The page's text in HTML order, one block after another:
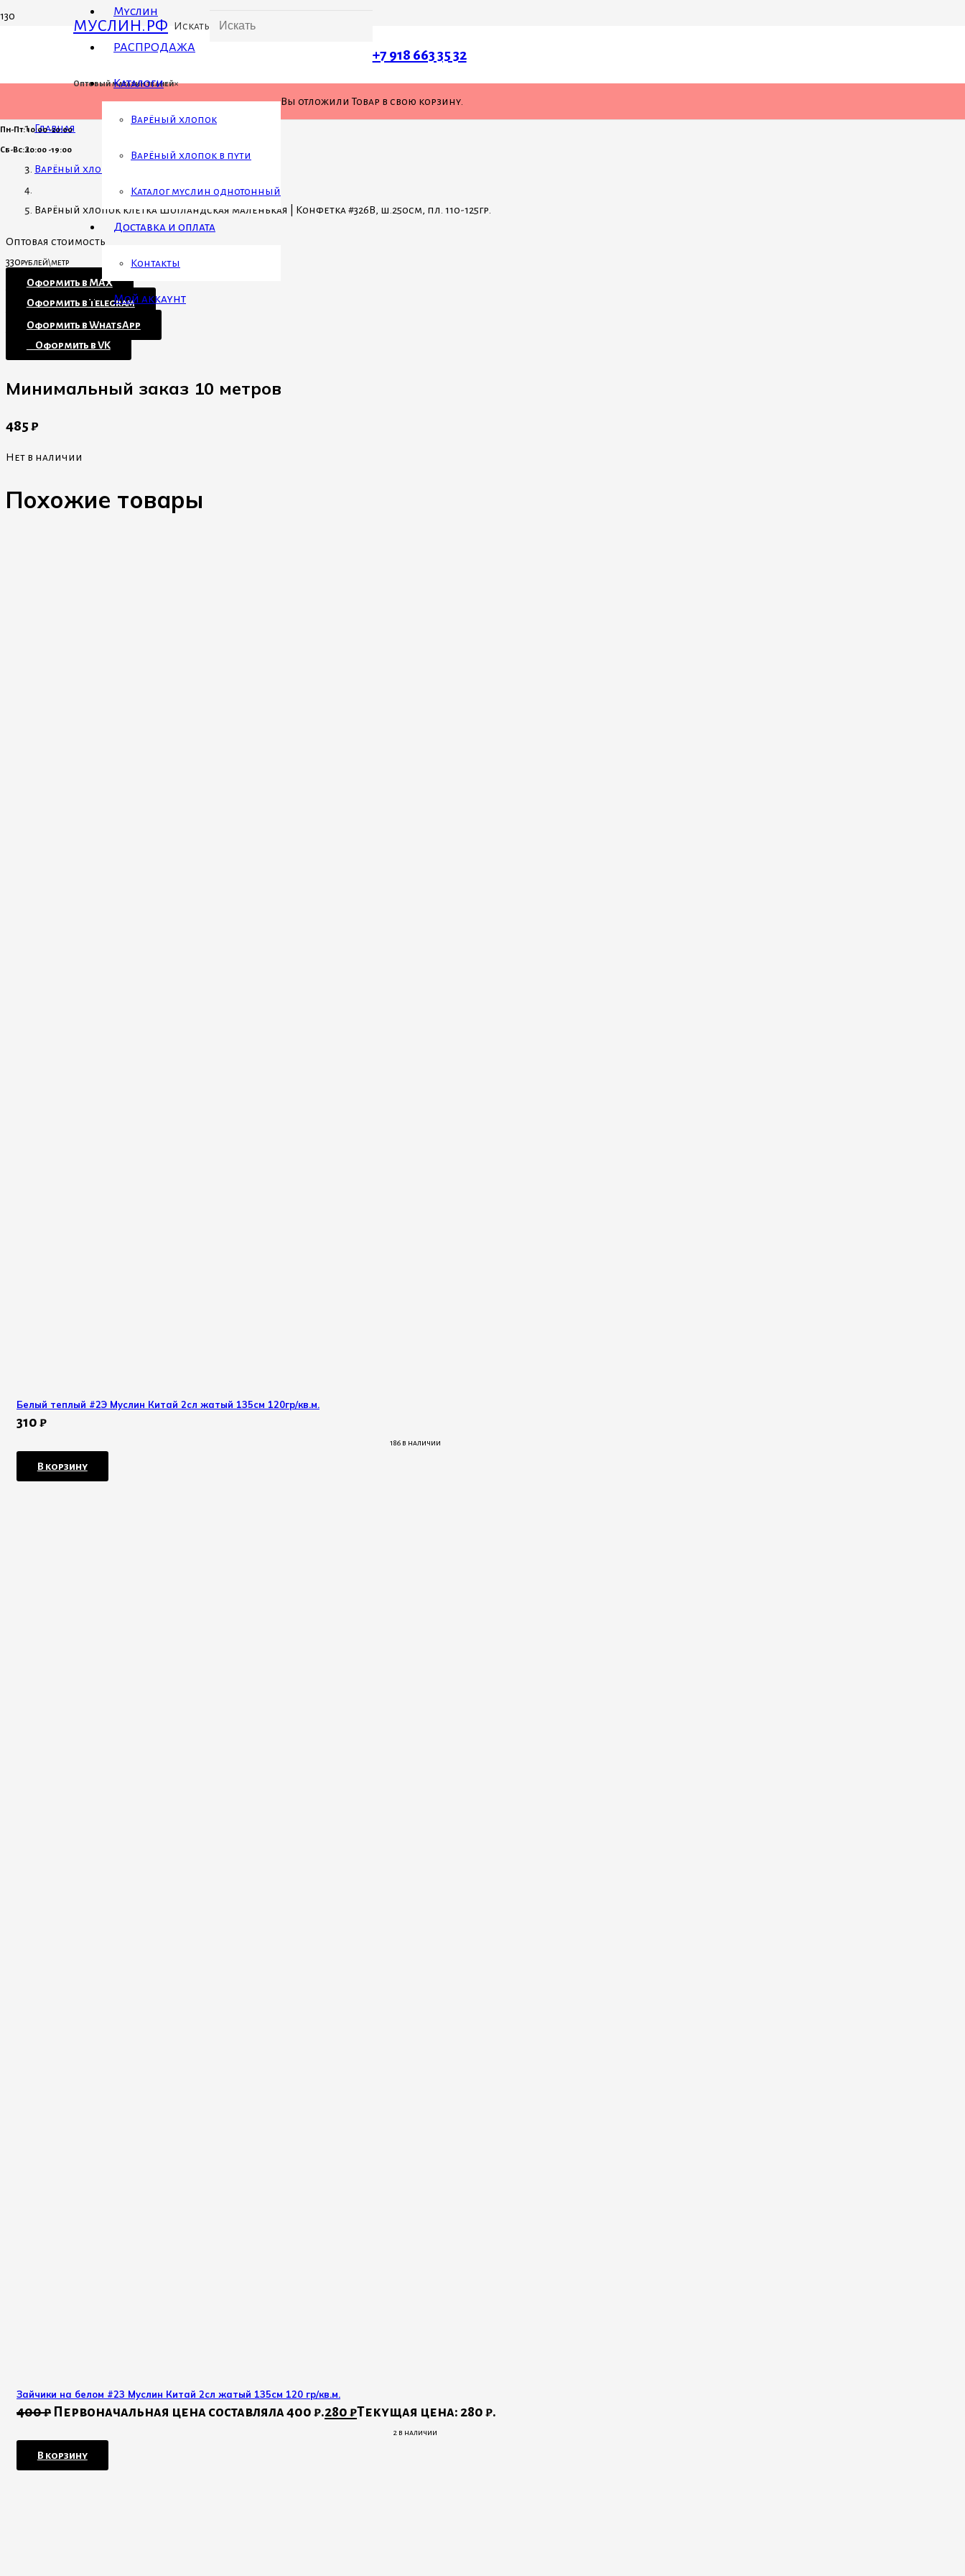
МУСЛИН.РФ
Оптовый магазин тканей
Искать
×
+7 918 663 35 32
Муслин
РАСПРОДАЖА
Каталоги
Варёный хлопок
Варёный хлопок в пути
Каталог муслин однотонный
Доставка и оплата
Контакты
Мой аккаунт
Вы отложилиТовар в свою корзину.
Пн-Пт: 10:00 -20:00
Сб-Вс: 10:00 -19:00
Главная
Варёный хлопок
Варёный хлопок клетка Шотландская маленькая | Конфетка #326В, ш.250см, пл. 110-125гр.
Оптовая стоимость
330рублей\метр
Оформить в MAX
Оформить в Telegram
Оформить в WhatsApp
⠀Оформить в VK
Минимальный заказ 10 метров
485₽
Нет в наличии
Похожие товары
Белый теплый #2Э Муслин Китай 2сл жатый 135см 120гр/кв.м.
310₽
186 в наличии
В корзину
Зайчики на белом #23 Муслин Китай 2сл жатый 135см 120 гр/кв.м.
400₽ Первоначальная цена составляла 400 ₽.280₽Текущая цена: 280 ₽.
2 в наличии
В корзину